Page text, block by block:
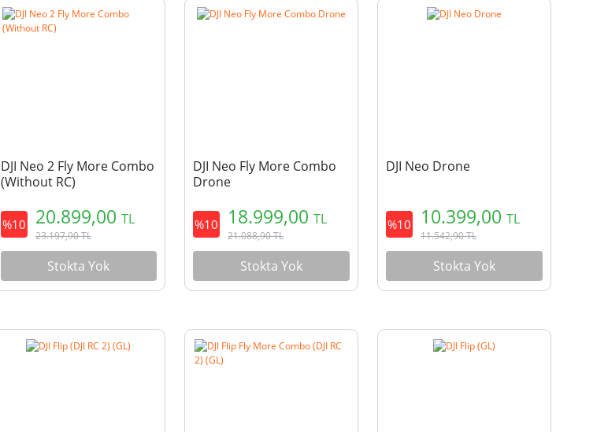
DJI Neo 2 Fly More Combo
(Without RC)
%10 20.899,00 TL
23.197,90TL
Stokta Yok
DJI Neo Fly More Combo
Drone
%10 18.999,00TL
21.088,90TL
Stokta Yok
DJI Neo Drone
%10 10.399,00TL
11.542,90TL
Stokta Yok